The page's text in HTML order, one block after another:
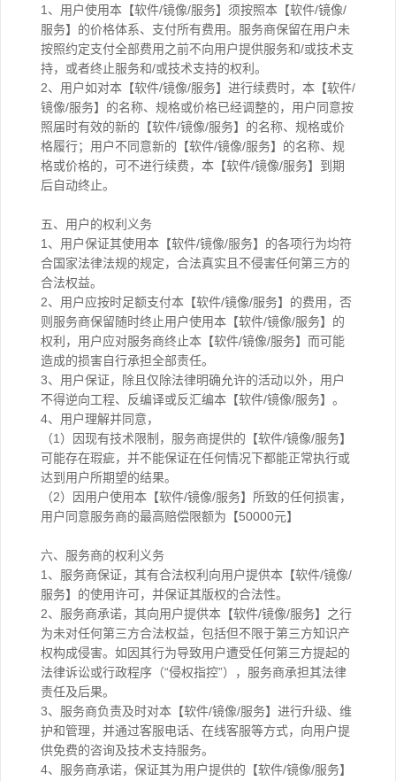
1、用户使用本【软件/镜像/服务】须按照本【软件/镜像/
服务】的价格体系、支付所有费用。服务商保留在用户未
按照约定支付全部费用之前不向用户提供服务和/或技术支
持，或者终止服务和/或技术支持的权利。
2、用户如对本【软件/镜像/服务】进行续费时，本【软件/
镜像/服务】的名称、规格或价格已经调整的，用户同意按
照届时有效的新的【软件/镜像/服务】的名称、规格或价
格履行；用户不同意新的【软件/镜像/服务】的名称、规
格或价格的，可不进行续费，本【软件/镜像/服务】到期
后自动终止。
五、用户的权利义务
1、用户保证其使用本【软件/镜像/服务】的各项行为均符
合国家法律法规的规定，合法真实且不侵害任何第三方的
合法权益。
2、用户应按时足额支付本【软件/镜像/服务】的费用，否
则服务商保留随时终止用户使用本【软件/镜像/服务】的
权利，用户应对服务商终止本【软件/镜像/服务】而可能
造成的损害自行承担全部责任。
3、用户保证，除且仅除法律明确允许的活动以外，用户
不得逆向工程、反编译或反汇编本【软件/镜像/服务】。
4、用户理解并同意，
（1）因现有技术限制，服务商提供的【软件/镜像/服务】
可能存在瑕疵，并不能保证在任何情况下都能正常执行或
达到用户所期望的结果。
（2）因用户使用本【软件/镜像/服务】所致的任何损害，
用户同意服务商的最高赔偿限额为【50000元】
六、服务商的权利义务
1、服务商保证，其有合法权利向用户提供本【软件/镜像/
服务】的使用许可，并保证其版权的合法性。
2、服务商承诺，其向用户提供本【软件/镜像/服务】之行
为未对任何第三方合法权益，包括但不限于第三方知识产
权构成侵害。如因其行为导致用户遭受任何第三方提起的
法律诉讼或行政程序（“侵权指控”），服务商承担其法律
责任及后果。
3、服务商负责及时对本【软件/镜像/服务】进行升级、维
护和管理，并通过客服电话、在线客服等方式，向用户提
供免费的咨询及技术支持服务。
4、服务商承诺，保证其为用户提供的【软件/镜像/服务】